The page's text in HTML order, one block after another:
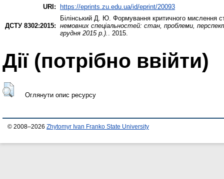
URI:
https://eprints.zu.edu.ua/id/eprint/20093
ДСТУ 8302:2015:
Білінський Д. Ю. Формування критичного мислення
немовних спеціальностей: стан, проблеми,
грудня 2015 р.). . 2015.
Дії ​​(потрібно ввійти)
Оглянути опис ресурсу
© 2008–2026 Zhytomyr Ivan Franko State University